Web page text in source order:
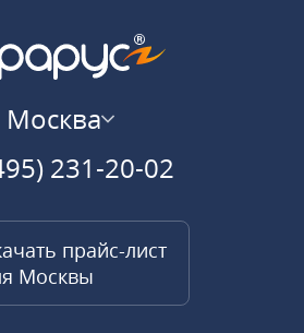
Москва
231-20-02
прайс-лист
Москвы